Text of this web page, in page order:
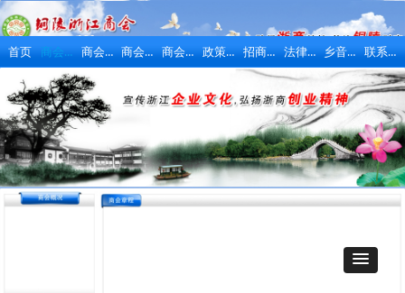
首页 商会概况 商会动态 商会活动 商会风采 政策法规 招商引资 法律维权 乡音乡情 联系我们